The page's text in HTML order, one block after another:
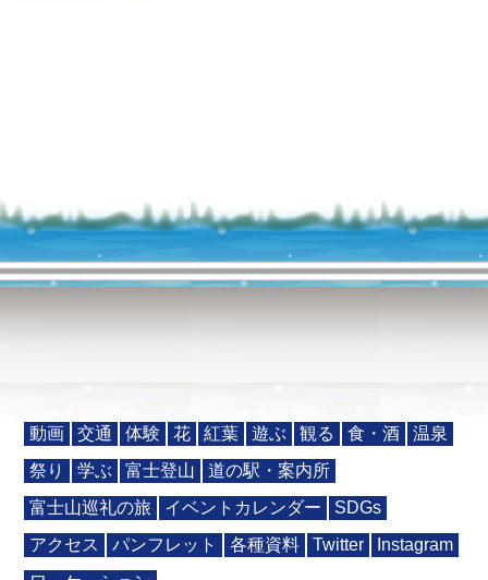
動画 交通 体験 花 紅葉 遊ぶ 観る 食・酒
温泉
祭り
学ぶ 富士登山
道の駅・案内所
富士山巡礼の旅
イベントカレンダー
SDGs
アクセス
パンフレット 各種資料 Twitter
Instagram